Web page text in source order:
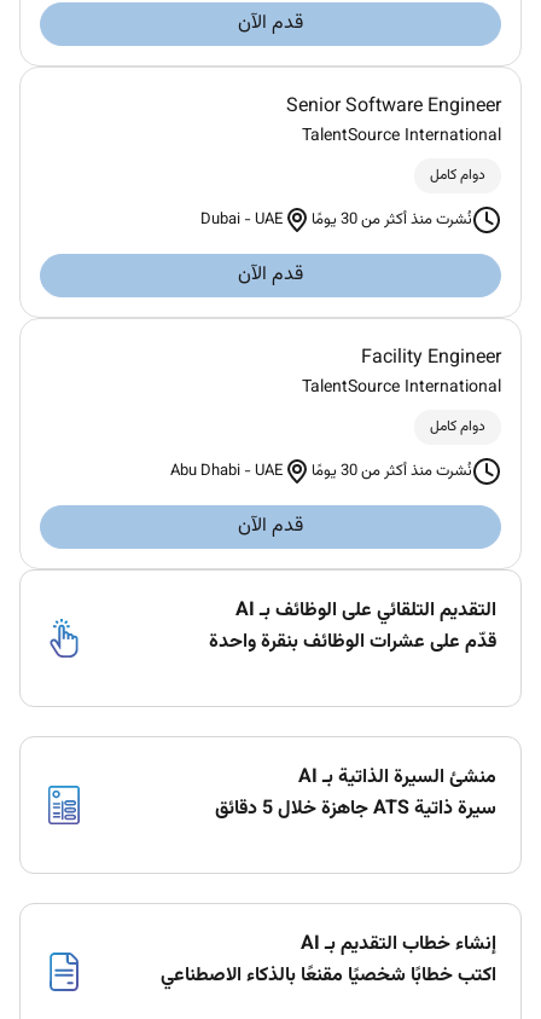
قدم الآن
Senior Software Engineer
TalentSource International
دوام كامل
نُشرت منذ أكثر من 30 يومًا Dubai -UAE
قدم الآن
Facility Engineer
TalentSource International
دوام كامل
نُشرت منذ أكثر من 30 يومًا Abu Dhabi -UAE
قدم الآن
التقديم التلقائي على الوظائف بـ AI
قدّم على عشرات الوظائف بنقرة واحدة
منشئ السيرة الذاتية بـ AI
سيرة ذاتية ATS جاهزة خلال 5 دقائق
إنشاء خطاب التقديم بـ AI
اكتب خطابًا شخصيًا مقنعًا بالذكاء الاصطناعي